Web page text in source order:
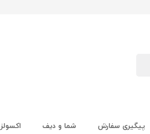
پیگیری سفارش شما و دیف اکسولز